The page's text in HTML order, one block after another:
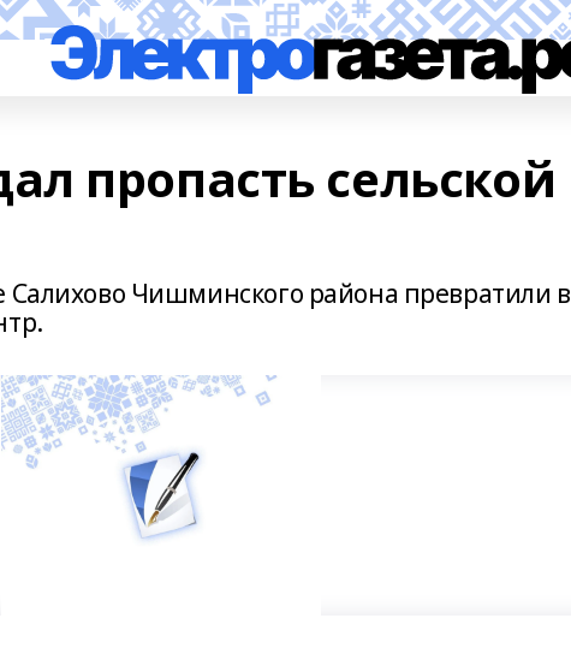
пропасть сельской
Чишминского района превратили в